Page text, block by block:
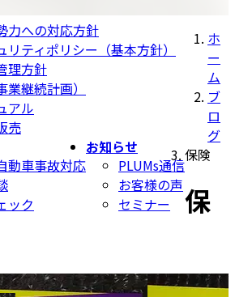
力への対応方針
リティポリシー（基本方針）
理方針
業継続計画）
アル
売
動車事故対応
ック
お知らせ
PLUMs通信
お客様の声
セミナー
ホ
ー
ム
ブ
ロ
グ
保険
保